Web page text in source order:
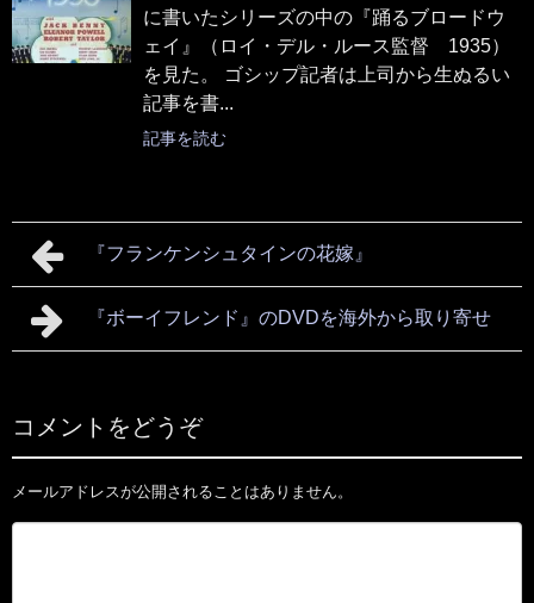
に書いたシリーズの中の『踊るブロードウ
ェイ』（ロイ・デル・ルース監督 1935）
を見た。 ゴシップ記者は上司から生ぬるい
記事を書...
記事を読む
『フランケンシュタインの花嫁』
『ボーイフレンド』のDVDを海外から取り寄せ
コメントをどうぞ
メールアドレスが公開されることはありません。